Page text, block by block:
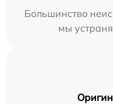
Большинство
мы